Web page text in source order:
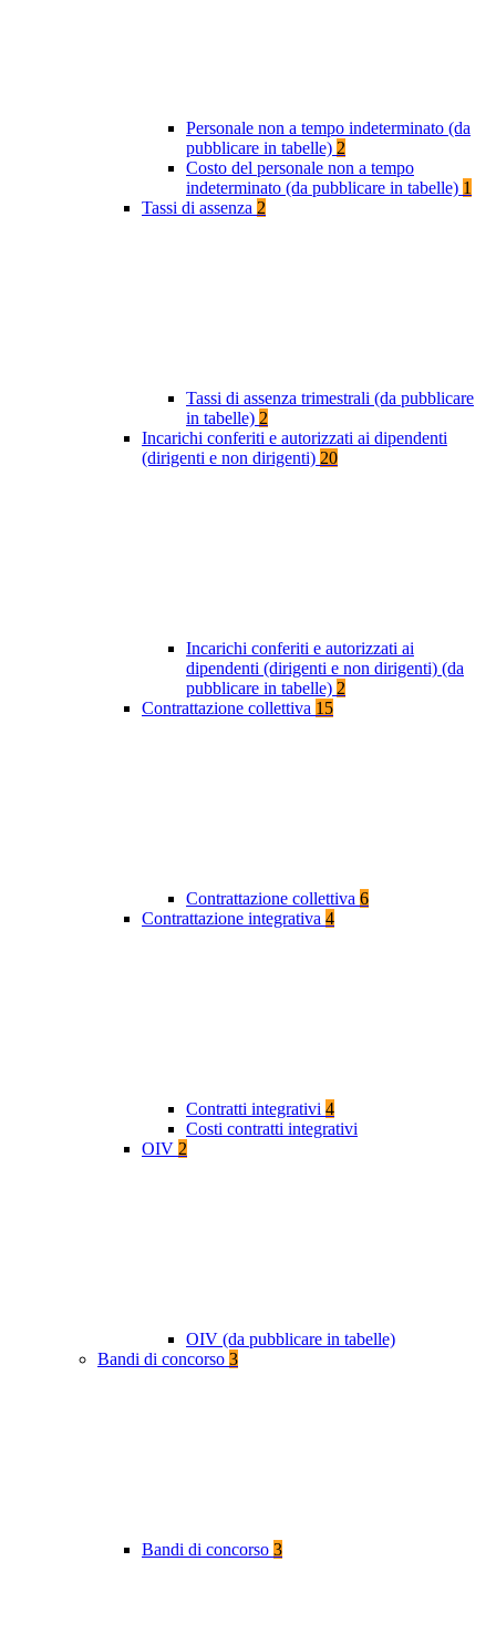
Personale non a tempo indeterminato (da
pubblicare in tabelle) 2
Costo del personale non a tempo
indeterminato (da pubblicare in tabelle) 1
Tassi di assenza 2
Tassi di assenza trimestrali (da pubblicare
in tabelle) 2
Incarichi conferiti e autorizzati ai dipendenti
(dirigenti e non dirigenti) 20
Incarichi conferiti e autorizzati ai
dipendenti (dirigenti e non dirigenti) (da
pubblicare in tabelle) 2
Contrattazione collettiva 15
Contrattazione collettiva 6
Contrattazione integrativa 4
Contratti integrativi 4
Costi contratti integrativi
OIV 2
OIV (da pubblicare in tabelle)
Bandi di concorso 3
Bandi di concorso 3